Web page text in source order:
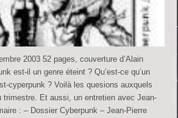
2003 52 pages, couverture d’Alain
est-il un genre éteint ? Qu’est-ce qu’un
cyperpunk ? Voilà les quesions auxquels
trimestre. Et aussi, un entretien avec Jean-
: – Dossier Cyberpunk – Jean-Pierre